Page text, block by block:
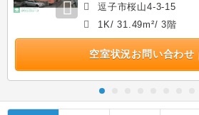
逗子市桜山4-3-15
1K/ 31.49m²/ 3階
空室状況お問い合わせ